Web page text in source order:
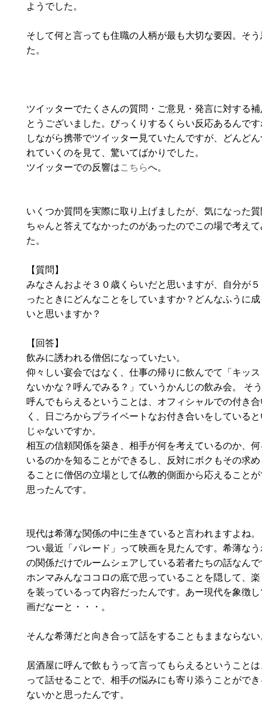
ようでした。
そして何と言っても住職の人柄が最も大切な要因。そ
た。
ツイッターでたくさんの質問・ご意見・発言に対する
とうございました。びっくりするくらい反応あるんで
しながら携帯でツイッター見ていたんですが、どんど
れていくのを見て、驚いてばかりでした。
ツイッターでの反響はこちらへ。
いくつか質問を実際に取り上げましたが、気になった
ちゃんと答えてなかったのがあったのでこの場で考え
た。
【質問】
みなさんおよそ３０歳くらいだと思いますが、自分が
ったときにどんなことをしていますか？どんなふうに
いと思いますか？
【回答】
飲みに誘われる僧侶になっていたい。
仰々しい宴会ではなく、仕事の帰りに飲んでて「キッ
ないかな？呼んでみる？」ていうかんじの飲み会。 そ
呼んでもらえるということは、オフィシャルでの付き
く、日ごろからプライベートなお付き合いをしている
じゃないですか。
相互の信頼関係を築き、相手が何を考えているのか、
いるのかを知ることができるし、反対にボクもその求
ることに僧侶の立場として仏教的側面から応えること
思ったんです。
現代は希薄な関係の中に生きていると言われますよね。
つい最近「パレード」って映画を見たんです。希薄な
の関係だけでルームシェアしている若者たちの話なん
ホンマみんなココロの底で思っていることを隠して、
を装っているって内容だったんです。あー現代を象徴
画だなーと・・・。
そんな希薄だと向き合って話をすることもままならな
居酒屋に呼んで飲もうって言ってもらえるということ
って話せることで、相手の悩みにも寄り添うことがで
ないかと思ったんです。